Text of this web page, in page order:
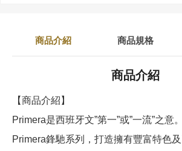
商品介紹 商品規格
商品介紹
【商品介紹】
Primera是西班牙文”第一”或”一流”之意
Primera鋒馳系列，打造擁有豐富特色